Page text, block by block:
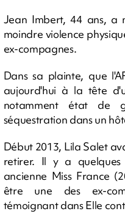
Jean Imbert, 44 ans, a
moindre violence
ex-compagnes.
Dans sa plainte, que
aujourd'hui à la tête
notamment état de
séquestration dans un
Début 2013, Lila Salet
retirer. Il y a quelques
ancienne Miss France
être une des ex-
témoignant dans Elle